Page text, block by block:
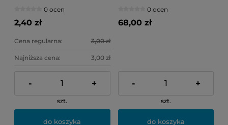
0 ocen
2,40 zł
Cena regularna: 3,00 zł
Najniższa cena: 3,00 zł
- +
szt.
do koszyka
0 ocen
68,00 zł
- +
szt.
do koszyka